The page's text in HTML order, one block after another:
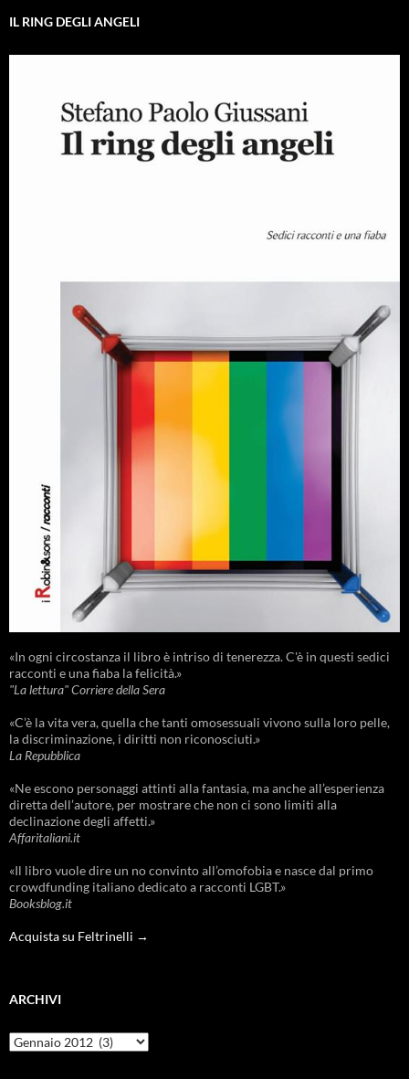
IL RING DEGLI ANGELI
«In ogni circostanza il libro è intriso di tenerezza. C'è in questi sedici
racconti e una fiaba la felicità.»
"La lettura" Corriere della Sera
«C’è la vita vera, quella che tanti omosessuali vivono sulla loro pelle,
la discriminazione, i diritti non riconosciuti.»
La Repubblica
«Ne escono personaggi attinti alla fantasia, ma anche all’esperienza
diretta dell’autore, per mostrare che non ci sono limiti alla
declinazione degli affetti.»
Affaritaliani.it
«Il libro vuole dire un no convinto all’omofobia e nasce dal primo
crowdfunding italiano dedicato a racconti LGBT.»
Booksblog.it
Acquista su Feltrinelli →
ARCHIVI
Archivi